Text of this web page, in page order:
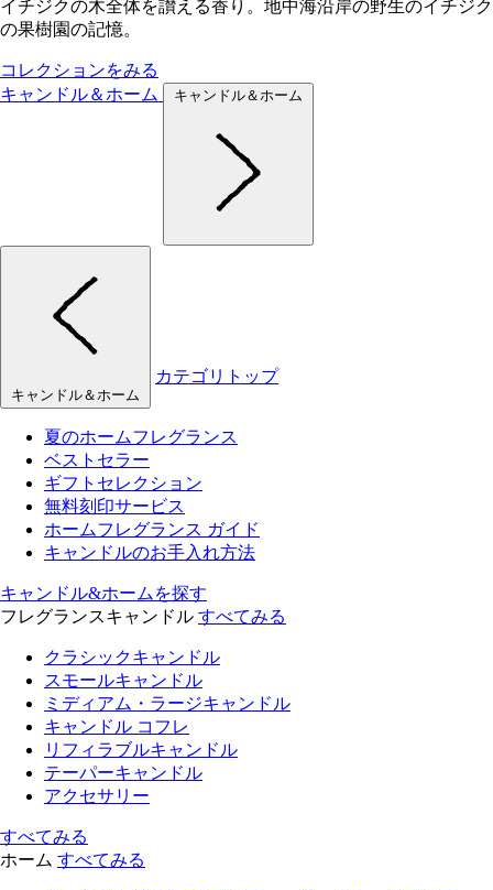
イチジクの木全体を讃える香り。地中海沿岸の野生のイチジク
の果樹園の記憶。
コレクションをみる
キャンドル＆ホーム
キャンドル＆ホーム
キャンドル＆ホーム
カテゴリトップ
夏のホームフレグランス
ベストセラー
ギフトセレクション
無料刻印サービス
ホームフレグランス ガイド
キャンドルのお手入れ方法
キャンドル&ホームを探す
フレグランスキャンドル すべてみる
クラシックキャンドル
スモールキャンドル
ミディアム・ラージキャンドル
キャンドル コフレ
リフィラブルキャンドル
テーパーキャンドル
アクセサリー
すべてみる
ホーム すべてみる